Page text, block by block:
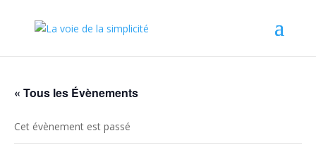
« Tous les Évènements
Cet évènement est passé